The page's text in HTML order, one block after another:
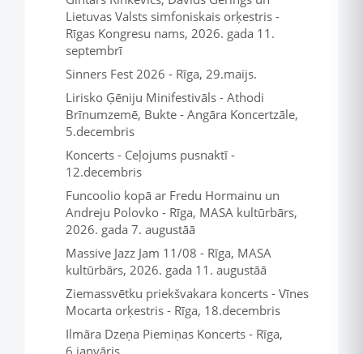
Lietuvas Valsts simfoniskais orķestris -
Rīgas Kongresu nams, 2026. gada 11.
septembrī
Sinners Fest 2026 - Rīga, 29.maijs.
Lirisko Ģēniju Minifestivāls - Athodi
Brīnumzemē, Bukte - Angāra Koncertzāle,
5.decembris
Koncerts - Ceļojums pusnaktī -
12.decembris
Funcoolio kopā ar Fredu Hormainu un
Andreju Polovko - Rīga, MASA kultūrbārs,
2026. gada 7. augustāā
Massive Jazz Jam 11/08 - Rīga, MASA
kultūrbārs, 2026. gada 11. augustāā
Ziemassvētku priekšvakara koncerts - Vīnes
Mocarta orķestris - Rīga, 18.decembris
Ilmāra Dzeņa Piemiņas Koncerts - Rīga,
6.janvāris